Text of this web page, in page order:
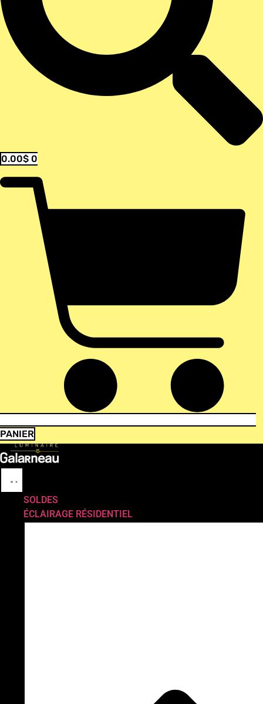
0.00$ 0
PANIER
SOLDES
ÉCLAIRAGE RÉSIDENTIEL